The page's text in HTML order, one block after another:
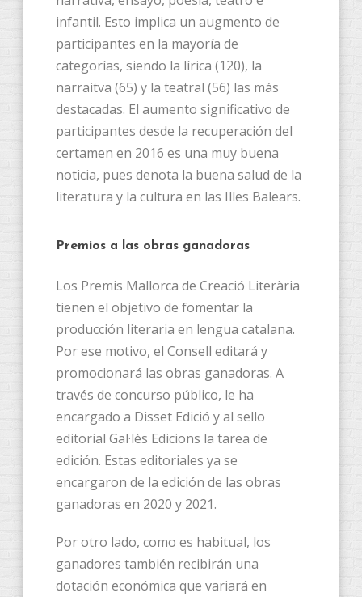
infantil. Esto implica un augmento de
participantes en la mayoría de
categorías, siendo la lírica (120), la
narraitva (65) y la teatral (56) las más
destacadas. El aumento significativo de
participantes desde la recuperación del
certamen en 2016 es una muy buena
noticia, pues denota la buena salud de la
literatura y la cultura en las Illes Balears.
Premios a las obras ganadoras
Los Premis Mallorca de Creació Literària
tienen el objetivo de fomentar la
producción literaria en lengua catalana.
Por ese motivo, el Consell editará y
promocionará las obras ganadoras. A
través de concurso público, le ha
encargado a Disset Edició y al sello
editorial Gal·lès Edicions la tarea de
edición. Estas editoriales ya se
encargaron de la edición de las obras
ganadoras en 2020 y 2021.
Por otro lado, como es habitual, los
ganadores también recibirán una
dotación económica que variará en